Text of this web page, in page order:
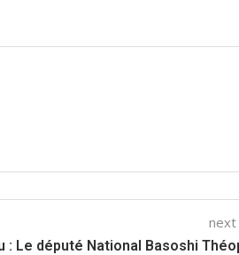
: Le député National Basoshi